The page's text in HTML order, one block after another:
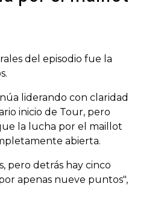
del episodio fue la
liderando con claridad
inicio de Tour, pero
la lucha por el maillot
abierta.
pero detrás hay cinco
apenas nueve puntos",